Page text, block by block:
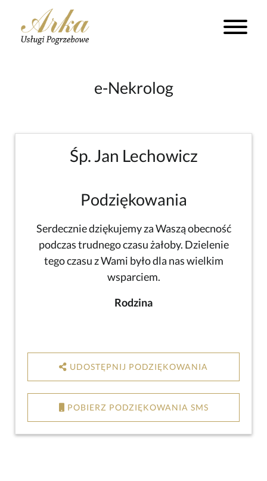
e-Nekrolog
Śp. Jan Lechowicz
Podziękowania
Serdecznie dziękujemy za Waszą obecność
podczas trudnego czasu żałoby. Dzielenie
tego czasu z Wami było dla nas wielkim
wsparciem.
Rodzina
UDOSTĘPNIJ PODZIĘKOWANIA
POBIERZ PODZIĘKOWANIA SMS